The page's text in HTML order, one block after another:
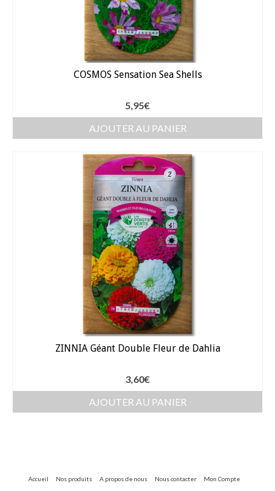
COSMOS Sensation Sea Shells
5,95€
AJOUTER AU PANIER
ZINNIA Géant Double Fleur de Dahlia
3,60€
AJOUTER AU PANIER
Accueil Nos produits A propos de nous Nous contacter Mon Compte